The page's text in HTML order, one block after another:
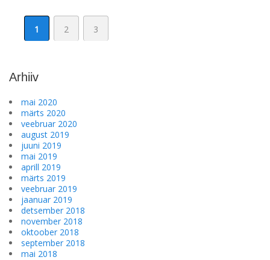
1 2 3
Arhiiv
mai 2020
märts 2020
veebruar 2020
august 2019
juuni 2019
mai 2019
aprill 2019
märts 2019
veebruar 2019
jaanuar 2019
detsember 2018
november 2018
oktoober 2018
september 2018
mai 2018